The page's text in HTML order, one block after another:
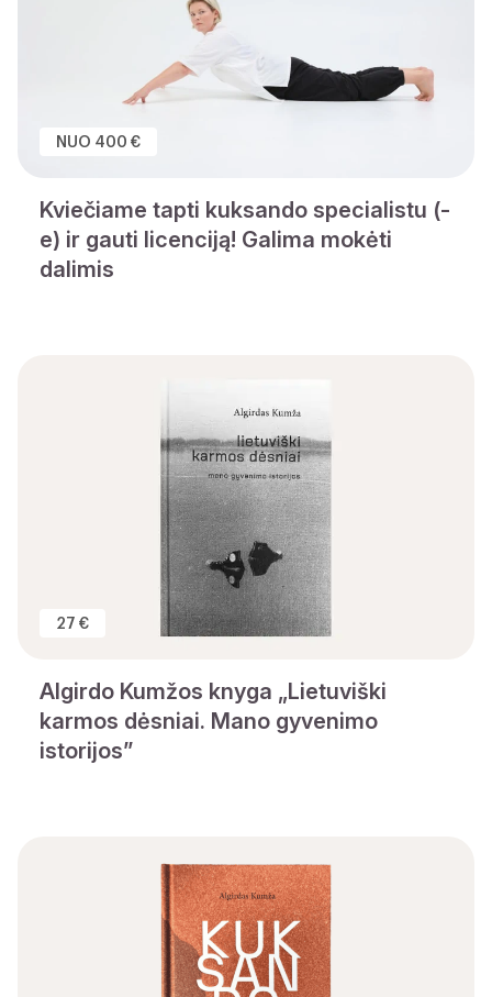
NUO 400 €
Kviečiame tapti kuksando specialistu (-
e) ir gauti licenciją! Galima mokėti
dalimis
27 €
Algirdo Kumžos knyga „Lietuviški
karmos dėsniai. Mano gyvenimo
istorijos”